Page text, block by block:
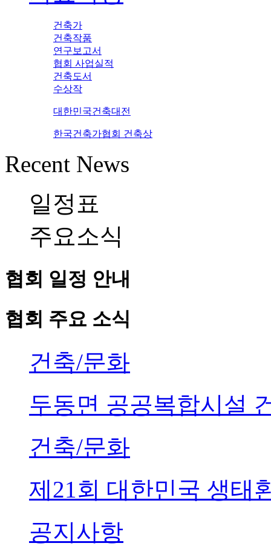
건축가
건축작품
연구보고서
협회 사업실적
건축도서
수상작
대한민국건축대전
한국건축가협회 건축상
Recent News
일정표
주요소식
협회 일정 안내
협회 주요 소식
건축/문화
두동면 공공복합시설
건축/문화
제21회 대한민국 생태
공지사항